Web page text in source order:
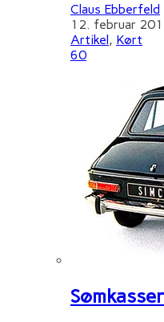
Claus Ebberfeld
12. februar
Artikel, Kørt
60